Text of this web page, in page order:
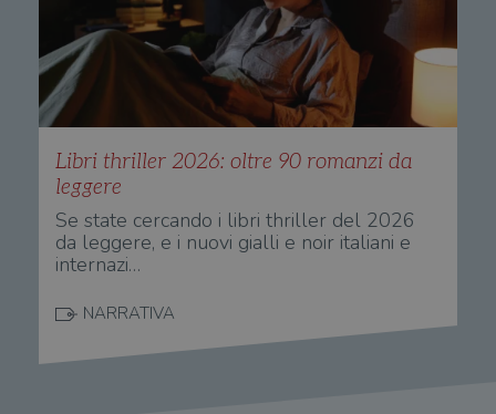
Libri thriller 2026: oltre 90 romanzi da
leggere
Se state cercando i libri thriller del 2026
da leggere, e i nuovi gialli e noir italiani e
internazi…
NARRATIVA